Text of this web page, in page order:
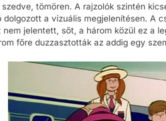
szedve, tömören. A rajzolók szintén
dolgozott a vizuális megjelenítésen. A
nem jelentett, sőt, a három közül ez a
főre duzzasztották az addig egy